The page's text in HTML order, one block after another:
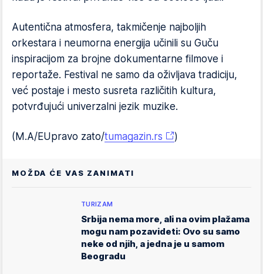
Autentična atmosfera, takmičenje najboljih
orkestara i neumorna energija učinili su Guču
inspiracijom za brojne dokumentarne filmove i
reportaže. Festival ne samo da oživljava tradiciju,
već postaje i mesto susreta različitih kultura,
potvrđujući univerzalni jezik muzike.
(M.A/EUpravo zato/tumagazin.rs )
MOŽDA ĆE VAS ZANIMATI
TURIZAM
Srbija nema more, ali na ovim plažama
mogu nam pozavideti: Ovo su samo
neke od njih, a jedna je u samom
Beogradu